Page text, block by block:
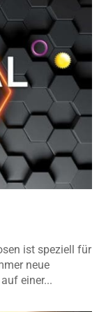
ist speziell für
neue
einer...